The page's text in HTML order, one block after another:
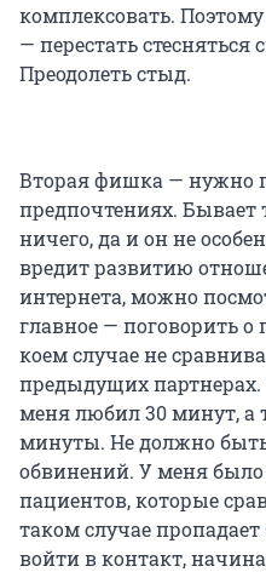
комплексовать.
— перестать стесняться
Преодолеть стыд.
Вторая фишка — нужно
предпочтениях. Бывает
ничего, да и он не
вредит развитию
интернета, можно
главное — поговорить
коем случае не
предыдущих
меня любил 30 минут,
минуты. Не должно
обвинений. У меня было
пациентов, которые
таком случае
войти в контакт,